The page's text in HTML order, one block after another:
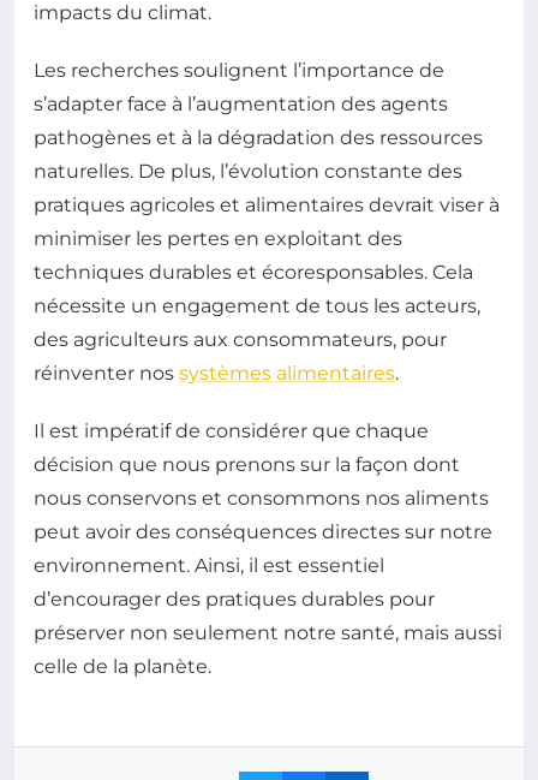
impacts du climat.
Les recherches soulignent l’importance de
s’adapter face à l’augmentation des agents
pathogènes et à la dégradation des ressources
naturelles. De plus, l’évolution constante des
pratiques agricoles et alimentaires devrait viser à
minimiser les pertes en exploitant des
techniques durables et écoresponsables. Cela
nécessite un engagement de tous les acteurs,
des agriculteurs aux consommateurs, pour
réinventer nos systèmes alimentaires.
Il est impératif de considérer que chaque
décision que nous prenons sur la façon dont
nous conservons et consommons nos aliments
peut avoir des conséquences directes sur notre
environnement. Ainsi, il est essentiel
d’encourager des pratiques durables pour
préserver non seulement notre santé, mais aussi
celle de la planète.